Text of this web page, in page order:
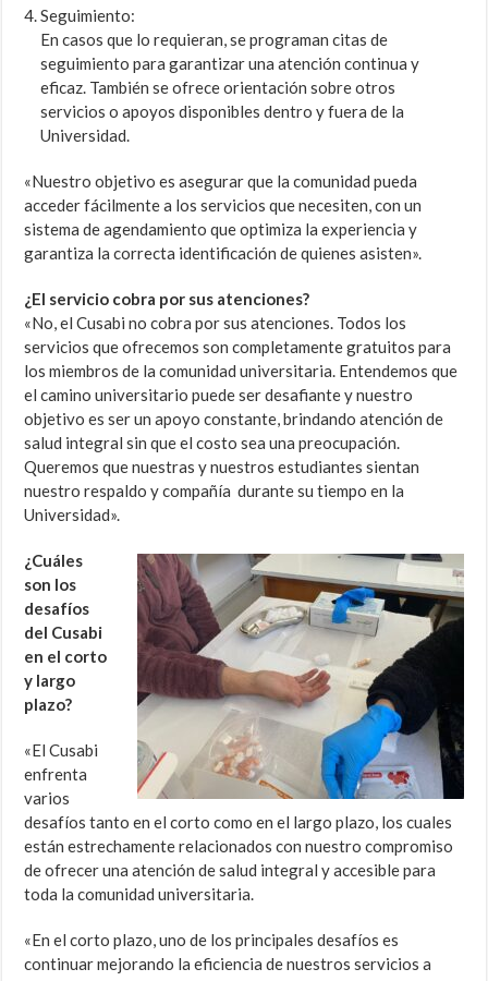
Seguimiento:
En casos que lo requieran, se programan citas de
seguimiento para garantizar una atención continua y
eficaz. También se ofrece orientación sobre otros
servicios o apoyos disponibles dentro y fuera de la
Universidad.
«Nuestro objetivo es asegurar que la comunidad pueda
acceder fácilmente a los servicios que necesiten, con un
sistema de agendamiento que optimiza la experiencia y
garantiza la correcta identificación de quienes asisten».
¿El servicio cobra por sus atenciones?
«No, el Cusabi no cobra por sus atenciones. Todos los
servicios que ofrecemos son completamente gratuitos para
los miembros de la comunidad universitaria. Entendemos que
el camino universitario puede ser desafiante y nuestro
objetivo es ser un apoyo constante, brindando atención de
salud integral sin que el costo sea una preocupación.
Queremos que nuestras y nuestros estudiantes sientan
nuestro respaldo y compañía durante su tiempo en la
Universidad».
¿Cuáles
son los
desafíos
del Cusabi
en el corto
y largo
plazo?
«El Cusabi
enfrenta
varios
desafíos tanto en el corto como en el largo plazo, los cuales
están estrechamente relacionados con nuestro compromiso
de ofrecer una atención de salud integral y accesible para
toda la comunidad universitaria.
«En el corto plazo, uno de los principales desafíos es
continuar mejorando la eficiencia de nuestros servicios a